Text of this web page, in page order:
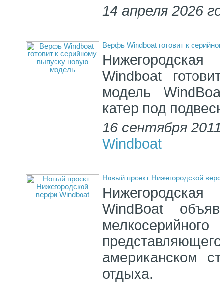
14 апреля 2026
Верфь Windboat готовит к
Windboat
модель
катер под
16 сентября
Windboat
Новый проект Нижегородской
WindBoat
американском
отдыха.